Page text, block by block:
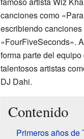
canciones como
escribiendo
«FourFiveSeconds».
forma parte del
talentosos artistas
DJ Dahi.
Contenido
Primeros años de